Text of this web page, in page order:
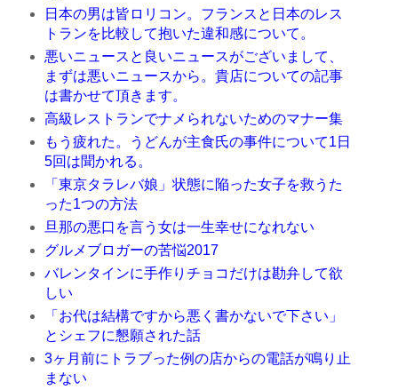
日本の男は皆ロリコン。フランスと日本のレス
トランを比較して抱いた違和感について。
悪いニュースと良いニュースがございまして、
まずは悪いニュースから。貴店についての記事
は書かせて頂きます。
高級レストランでナメられないためのマナー集
もう疲れた。うどんが主食氏の事件について1日
5回は聞かれる。
「東京タラレバ娘」状態に陥った女子を救うた
った1つの方法
旦那の悪口を言う女は一生幸せになれない
グルメブロガーの苦悩2017
バレンタインに手作りチョコだけは勘弁して欲
しい
「お代は結構ですから悪く書かないで下さい」
とシェフに懇願された話
3ヶ月前にトラブった例の店からの電話が鳴り止
まない